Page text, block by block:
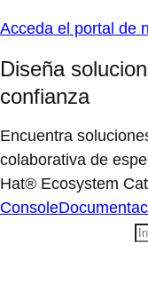
Acceda el portal de
Diseña
confianza
Encuentra
colaborativa de
Hat® Ecosystem
Console